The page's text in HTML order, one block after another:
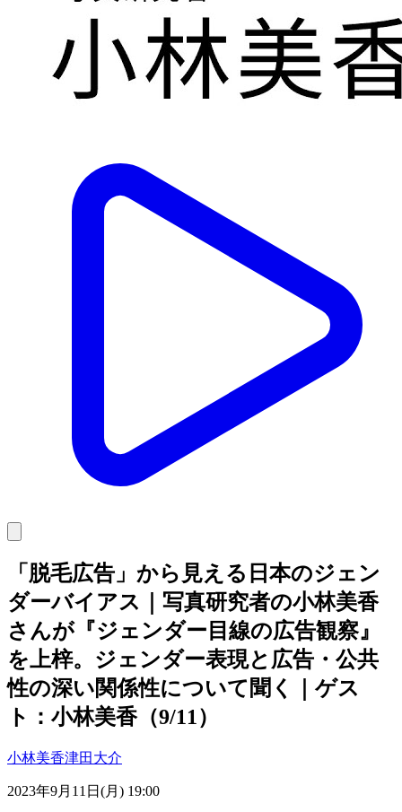
「脱毛広告」から見える日本のジェン
ダーバイアス｜写真研究者の小林美香
さんが『ジェンダー目線の広告観察』
を上梓。ジェンダー表現と広告・公共
性の深い関係性について聞く｜ゲス
ト：小林美香（9/11）
小林美香津田大介
2023年9月11日(月) 19:00